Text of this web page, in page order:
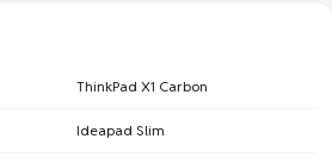
ThinkPad X1 Carbon
Ideapad Slim